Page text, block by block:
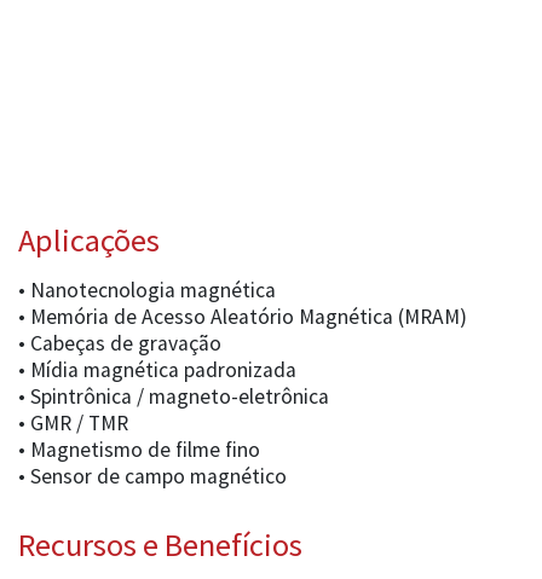
Aplicações
• Nanotecnologia magnética
• Memória de Acesso Aleatório Magnética (MRAM)
• Cabeças de gravação
• Mídia magnética padronizada
• Spintrônica / magneto-eletrônica
• GMR / TMR
• Magnetismo de filme fino
• Sensor de campo magnético
Recursos e Benefícios